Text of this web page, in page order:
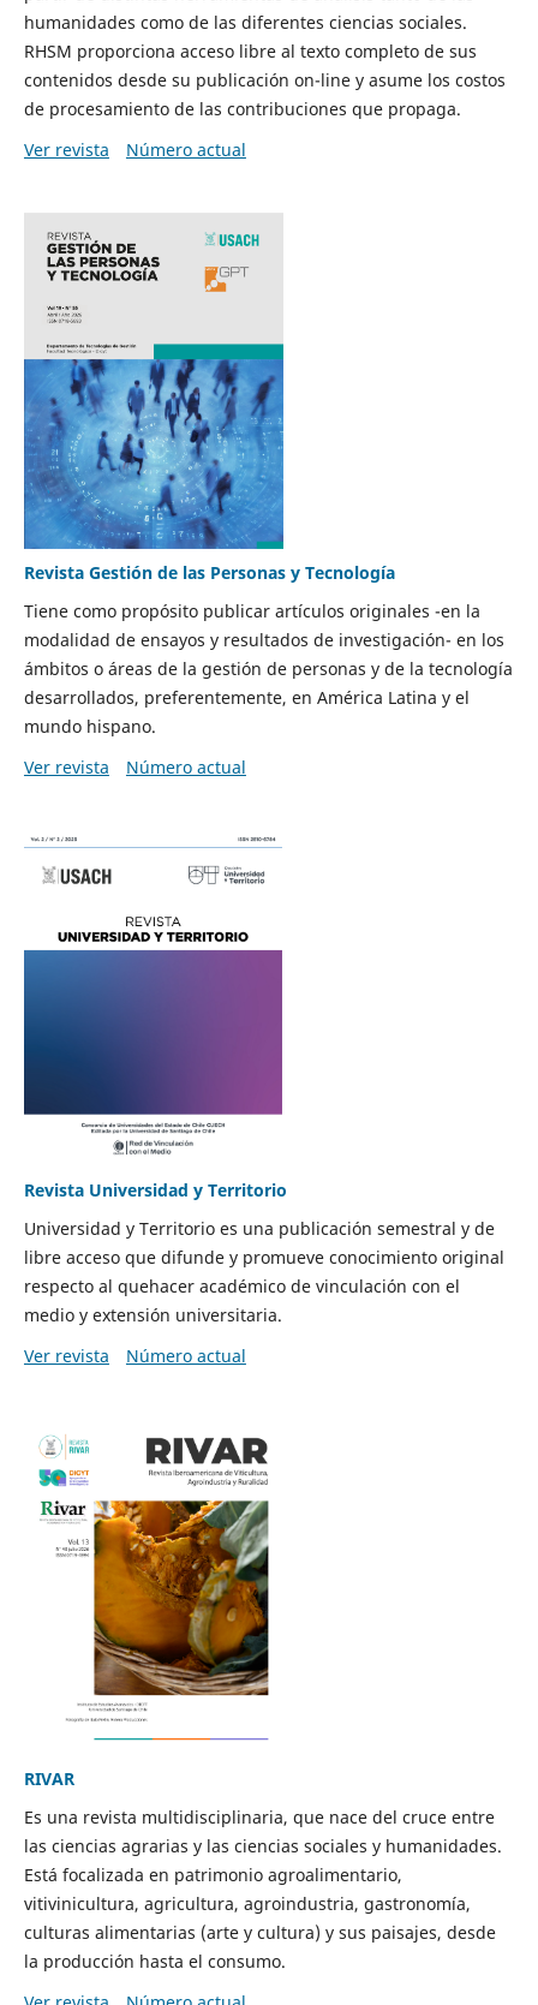
humanidades como de las diferentes ciencias sociales.
RHSM proporciona acceso libre al texto completo de sus
contenidos desde su publicación on-line y asume los costos
de procesamiento de las contribuciones que propaga.
Ver revista
Número actual
Revista Gestión de las Personas y Tecnología
Tiene como propósito publicar artículos originales -en la
modalidad de ensayos y resultados de investigación- en los
ámbitos o áreas de la gestión de personas y de la tecnología
desarrollados, preferentemente, en América Latina y el
mundo hispano.
Ver revista
Número actual
Revista Universidad y Territorio
Universidad y Territorio es una publicación semestral y de
libre acceso que difunde y promueve conocimiento original
respecto al quehacer académico de vinculación con el
medio y extensión universitaria.
Ver revista
Número actual
RIVAR
Es una revista multidisciplinaria, que nace del cruce entre
las ciencias agrarias y las ciencias sociales y humanidades.
Está focalizada en patrimonio agroalimentario,
vitivinicultura, agricultura, agroindustria, gastronomía,
culturas alimentarias (arte y cultura) y sus paisajes, desde
la producción hasta el consumo.